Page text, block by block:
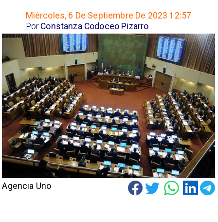
Miércoles, 6 De Septiembre De 2023 12:57
Constanza Codoceo Pizarro
Por
Agencia Uno